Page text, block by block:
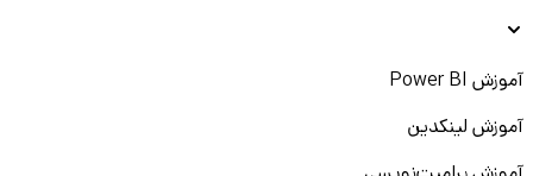
آموزش Power BI
آموزش لینکدین